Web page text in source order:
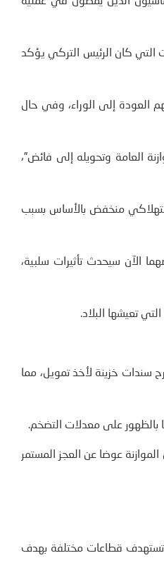
التي كان الرئيس التركي يؤكد
العودة إلى الوراء، وفي حال
العامة وتحويله إلى فائض”،
منخفض بالأساس بسبب
الآن سيحدث تأثيرات سلبية،
تعيشها البلاد.
خزينة لأخذ تمويل، مما
بالظهور على معدلات التضخم.
عوضا عن العجز المستمر
تركيز رئيسي للحكومة”، وتستهدف قطاعات مختلفة بهدف